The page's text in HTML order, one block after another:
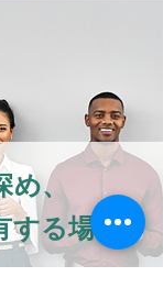
め、
する場